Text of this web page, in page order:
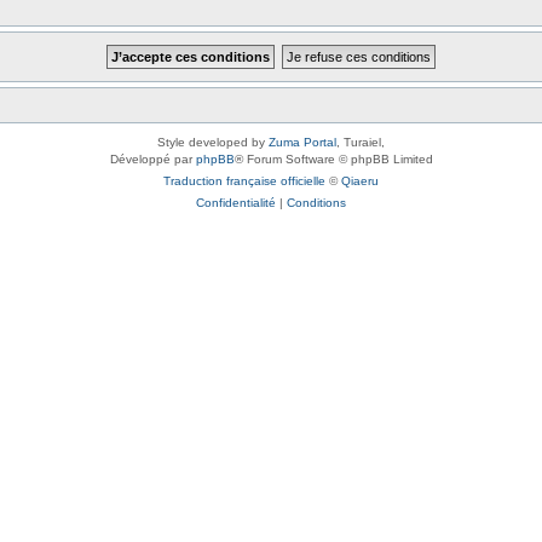
Style developed by Zuma Portal , Turaiel,
Développé parphpBB® Forum Software © phpBB Limited
Traduction française officielle ©Qiaeru
Confidentialité
Conditions